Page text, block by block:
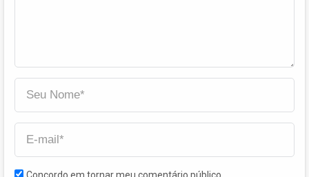
Concordo em tornar meu comentário público